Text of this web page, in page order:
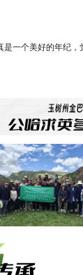
一个美好的年纪